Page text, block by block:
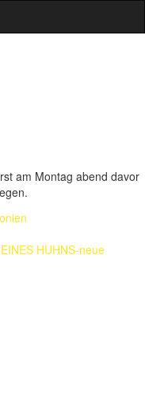
am Montag abend davor